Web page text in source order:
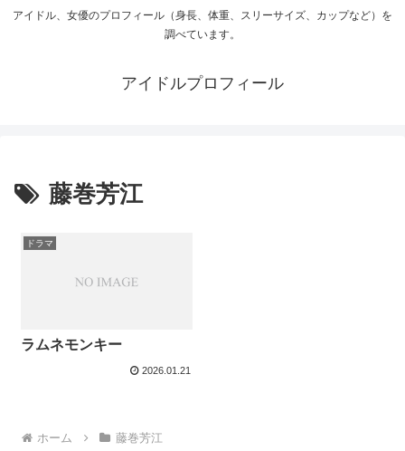
アイドル、女優のプロフィール（身長、体重、スリーサイズ、カップなど）を
調べています。
アイドルプロフィール
藤巻芳江
ドラマ
ラムネモンキー
2026.01.21
ホーム 藤巻芳江